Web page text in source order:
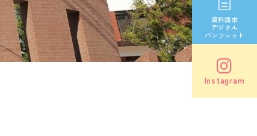
資料請求
デジタル
パンフレット
Instagram